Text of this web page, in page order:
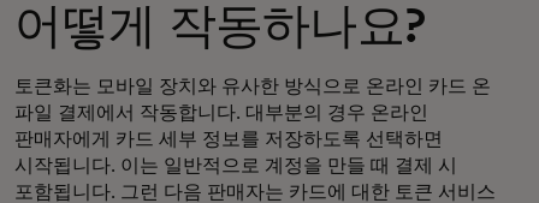
어떻게 작동하나요?
토큰화는 모바일 장치와 유사한 방식으로 온라인 카드 온
파일 결제에서 작동합니다. 대부분의 경우 온라인
판매자에게 카드 세부 정보를 저장하도록 선택하면
시작됩니다. 이는 일반적으로 계정을 만들 때 결제 시
포함됩니다. 그런 다음 판매자는 카드에 대한 토큰 서비스